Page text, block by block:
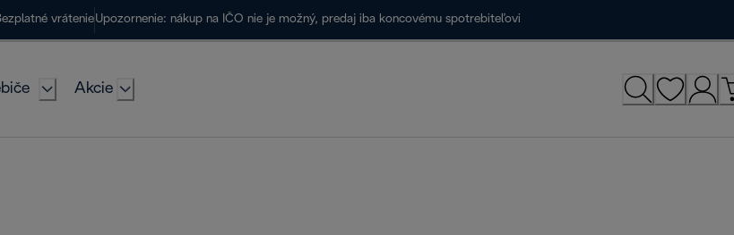
vrátenieUpozornenie: nákup na IČO nie je možný, predaj iba koncovému spotrebiteľovi
Akcie